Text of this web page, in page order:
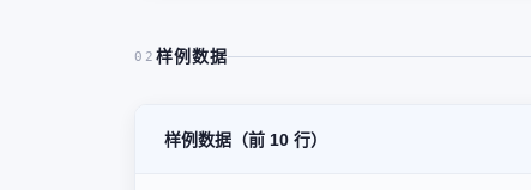
02 样例数据
样例数据（前 10 行）